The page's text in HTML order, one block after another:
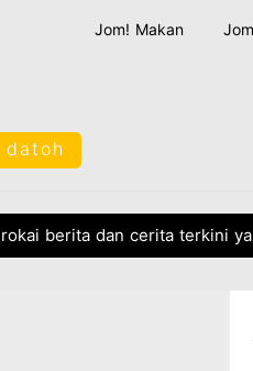
Jom! Makan
datoh
berita dan cerita terkini